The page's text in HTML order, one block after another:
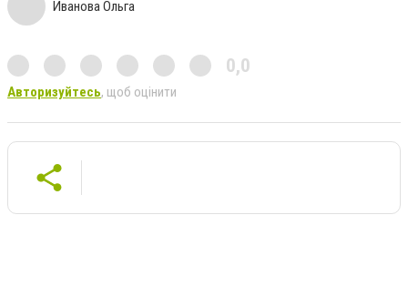
Иванова Ольга
0,0
Авторизуйтесь, щоб оцінити